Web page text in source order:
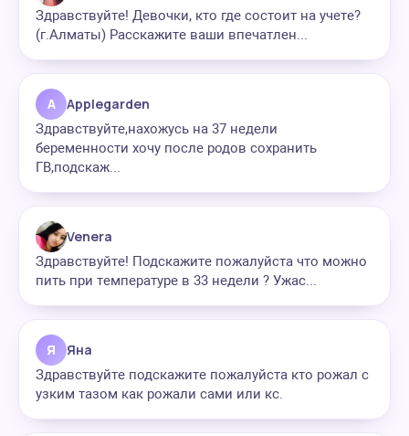
Здравствуйте! Девочки, кто где состоит на учете?
(г.Алматы) Расскажите ваши впечатлен...
A Applegarden
Здравствуйте,нахожусь на 37 недели
беременности хочу после родов сохранить
ГВ,подскаж...
Venera
Здравствуйте! Подскажите пожалуйста что можно
пить при температуре в 33 недели ? Ужас...
Я Яна
Здравствуйте подскажите пожалуйста кто рожал с
узким тазом как рожали сами или кс.